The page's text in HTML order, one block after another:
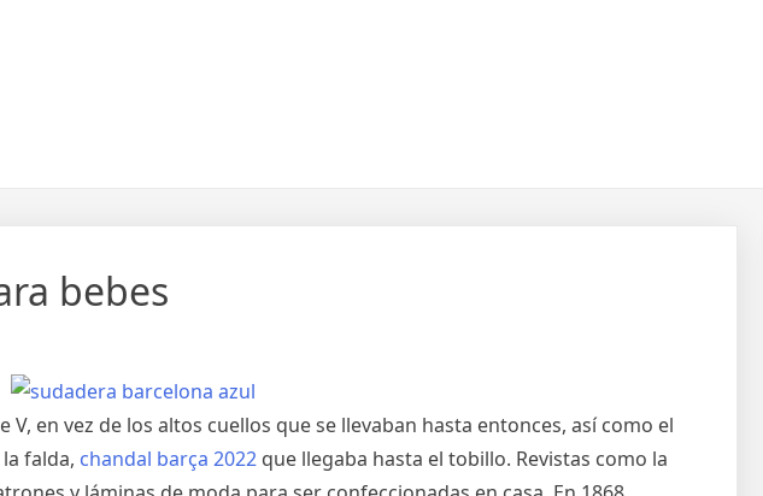
bebes
en vez de los altos cuellos que se llevaban hasta entonces, así como el
falda, chandal barça 2022 que llegaba hasta el tobillo. Revistas como la